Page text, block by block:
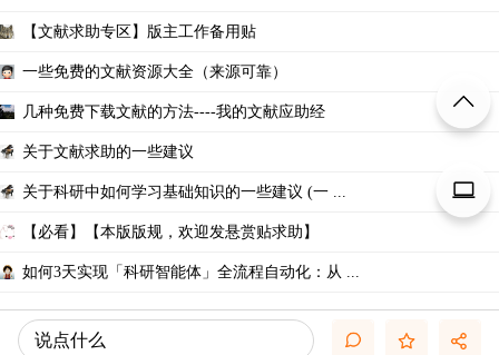
【文献求助专区】版主工作备用贴
一些免费的文献资源大全（来源可靠）
几种免费下载文献的方法----我的文献应助经
关于文献求助的一些建议
关于科研中如何学习基础知识的一些建议 (一 ...
【必看】【本版版规，欢迎发悬赏贴求助】
如何3天实现「科研智能体」全流程自动化：从 ...
说点什么